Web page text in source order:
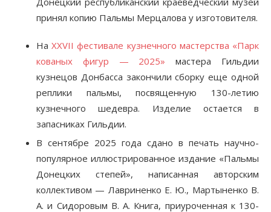
принял копию Пальмы Мерцалова у изготовителя.
НаXXVII фестивале кузнечного мастерства «Парк
кованых фигур — 2025» мастера Гильдии
кузнецов Донбасса закончили сборку еще одной
реплики пальмы, посвященную 130-летию
кузнечного шедевра. Изделие остается в
запасниках Гильдии.
В сентябре 2025 года сдано в печать научно-
популярное иллюстрированное издание «Пальмы
Донецких степей», написанная авторским
коллективом — Лавриненко Е. Ю., Мартыненко В.
А. и Сидоровым В. А. Книга, приуроченная к 130-